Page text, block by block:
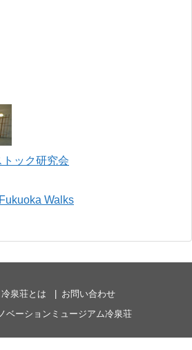
冷泉荘とは
お問い合わせ
ベーションミュージアム冷泉荘